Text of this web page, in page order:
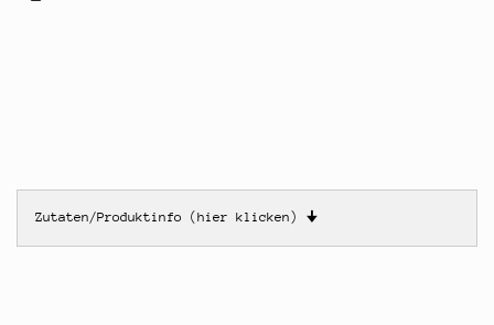
Zutaten/Produktinfo (hier klicken) 🠋